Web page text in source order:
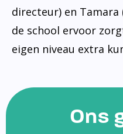
directeur) en
de school ervoor
eigen niveau extra
Ons